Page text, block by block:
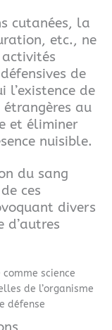
cutanées, la
etc., ne
de
l’existence de
au
et éliminer
nuisible.
du sang
ces
divers
d’autres
science
de l’organisme
défense